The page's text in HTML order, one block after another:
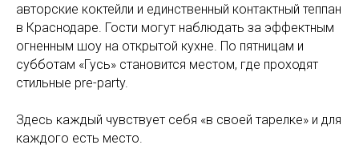
авторские коктейли и единственный контактный теппан
в Краснодаре. Гости могут наблюдать за эффектным
огненным шоу на открытой кухне. По пятницам и
субботам «Гусь» становится местом, где проходят
стильные pre-party.
Здесь каждый чувствует себя «в своей тарелке» и для
каждого есть место.